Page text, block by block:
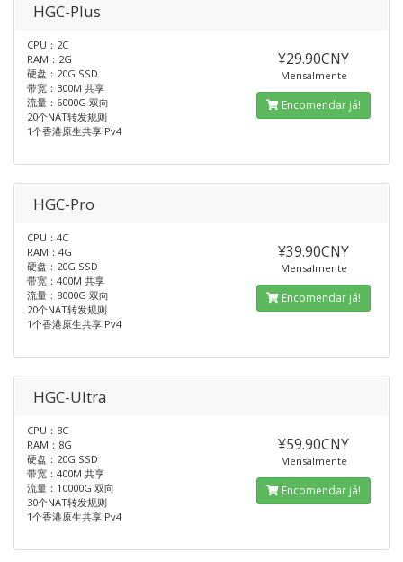
HGC-Plus
CPU：2C
RAM：2G
硬盘：20G SSD
带宽：300M 共享
流量：6000G 双向
20个NAT转发规则
1个香港原生共享IPv4
¥29.90CNY
Mensalmente
Encomendar já!
HGC-Pro
CPU：4C
RAM：4G
硬盘：20G SSD
带宽：400M 共享
流量：8000G 双向
20个NAT转发规则
1个香港原生共享IPv4
¥39.90CNY
Mensalmente
Encomendar já!
HGC-Ultra
CPU：8C
RAM：8G
硬盘：20G SSD
带宽：400M 共享
流量：10000G 双向
30个NAT转发规则
1个香港原生共享IPv4
¥59.90CNY
Mensalmente
Encomendar já!